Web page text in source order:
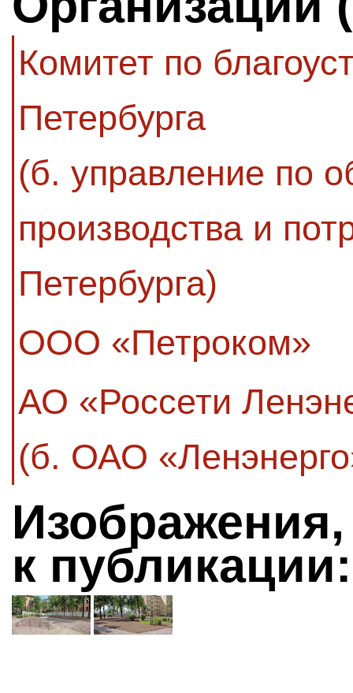
Комитет по
Петербурга
(б. управление по
производства и
Петербурга)
ООО «Петроком»
АО «Россети
(б. ОАО
к публикации: